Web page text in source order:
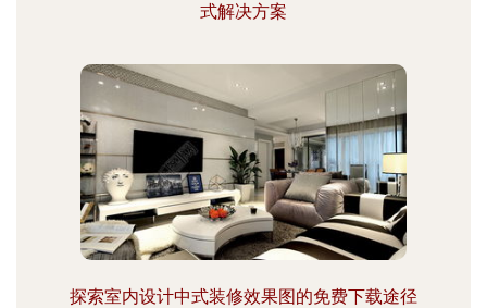
式解决方案
探索室内设计中式装修效果图的免费下载途径